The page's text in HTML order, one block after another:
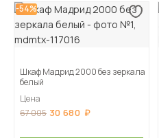
-54%
Шкаф Мадрид 2000 без зеркала
белый
Цена
67 005 30 680